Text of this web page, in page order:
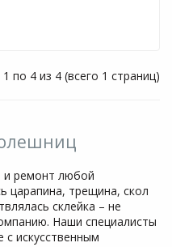
по 4 из 4 (всего 1 страниц)
и ремонт любой
царапина, трещина, скол
склейка – не
Наши специалисты
искусственным